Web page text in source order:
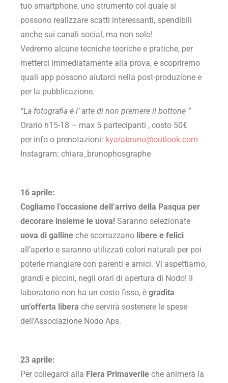
tuo smartphone, uno strumento col quale si
possono realizzare scatti interessanti, spendibili
anche sui canali social, ma non solo!
Vedremo alcune tecniche teoriche e pratiche, per
metterci immediatamente alla prova, e scopriremo
quali app possono aiutarci nella post-produzione e
per la pubblicazione.
“La fotografia è l’ arte di non premere il bottone “
Orario h15-18 – max 5 partecipanti , costo 50€
per info o prenotazioni: kyarabruno@outlook.com
Instagram: chiara_brunophosgraphe
16 aprile:
Cogliamo l’occasione dell’arrivo della Pasqua per
decorare insieme le uova! Saranno selezionate
uova di galline che scorrazzano libere e felici
all’aperto e saranno utilizzati colori naturali per poi
poterle mangiare con parenti e amici. Vi aspettiamo,
grandi e piccini, negli orari di apertura di Nodo! Il
laboratorio non ha un costo fisso, è gradita
un’offerta libera che servirà sostenere le spese
dell’Associazione Nodo Aps.
23 aprile:
Per collegarci alla Fiera Primaverile che animerà la